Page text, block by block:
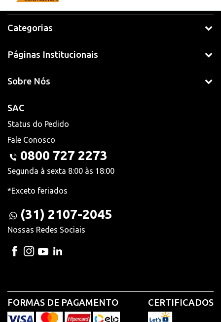
Categorias
Páginas Institucionais
Sobre Nós
SAC
Status do Pedido
Fale Conosco
0800 727 2273
Segunda à sexta 8:00 às 18:00
*Exceto feriados
(31) 2107-2045
Nossas Redes Sociais
FORMAS DE PAGAMENTO CERTIFICADOS